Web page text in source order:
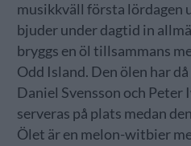
musikkväll första lördagen
bjuder under dagtid in
bryggs en öl tillsammans
Odd Island. Den ölen har
Daniel Svensson och Peter
serveras på plats medan
Ölet är en melon-witbier